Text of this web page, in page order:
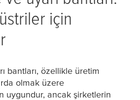
için
bantları, özellikle üretim
olmak üzere
uygundur, ancak şirketlerin